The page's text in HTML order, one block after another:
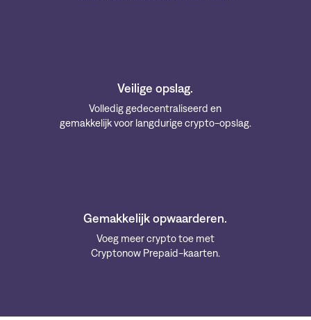
Veilige opslag.
Volledig gedecentraliseerd en
gemakkelijk voor langdurige crypto-opslag.
Gemakkelijk opwaarderen.
Voeg meer crypto toe met
Cryptonow Prepaid-kaarten.